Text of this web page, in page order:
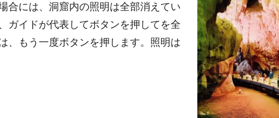
合には、洞窟内の照明は全部消えてい
ガイドが代表してボタンを押してを全
、もう一度ボタンを押します。照明は